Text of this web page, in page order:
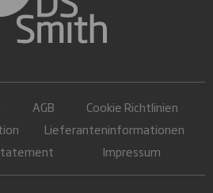
AGB
Cookie Richtlinien
Lieferanteninformationen
Impressum